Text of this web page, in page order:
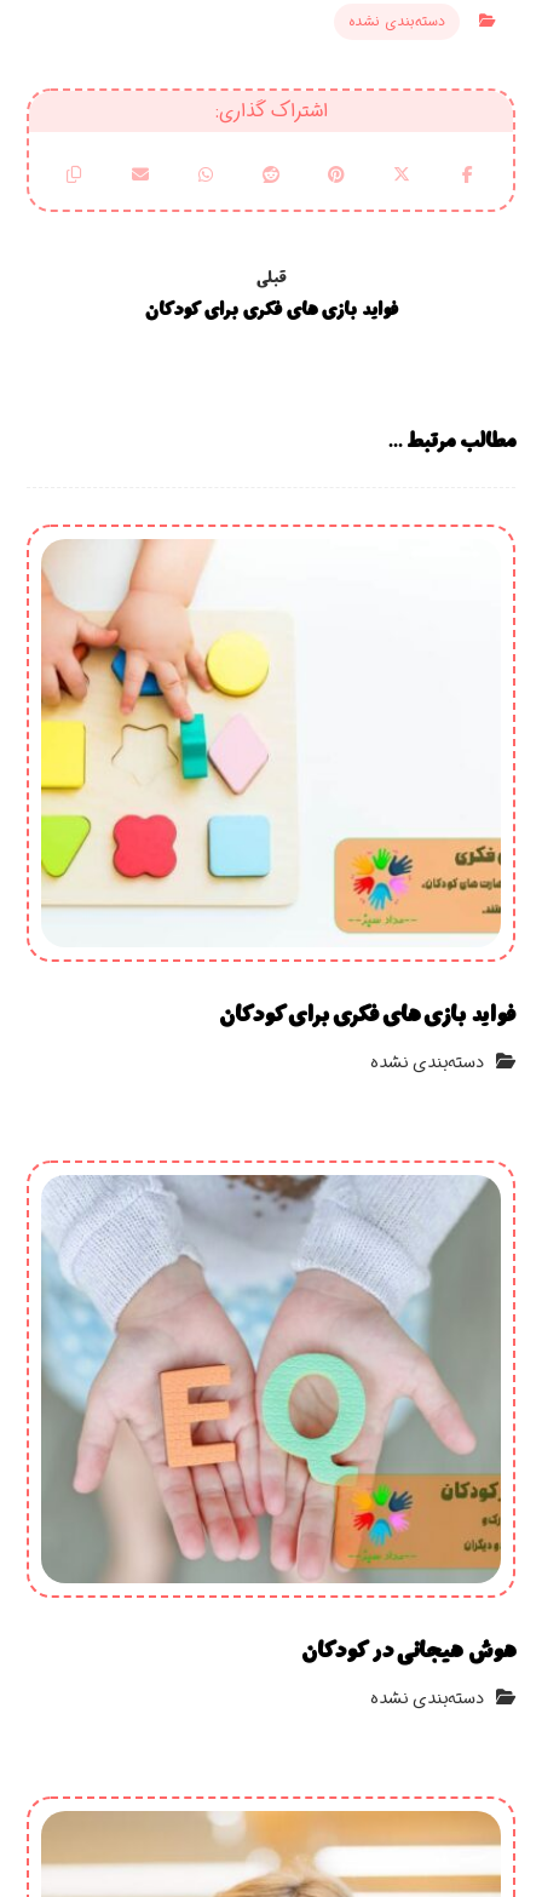
دسته‌بندی نشده
قبلی
فواید بازی‌ های فکری برای کودکان
مطالب مرتبط ...
فواید بازی‌ های فکری برای کودکان
دسته‌بندی نشده
هوش هیجانی در کودکان
دسته‌بندی نشده